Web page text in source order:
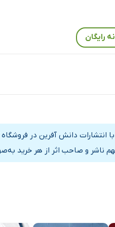
رایگان
انتشارات دانش آفرین در
ناشر و صاحب اثر از هر خرید